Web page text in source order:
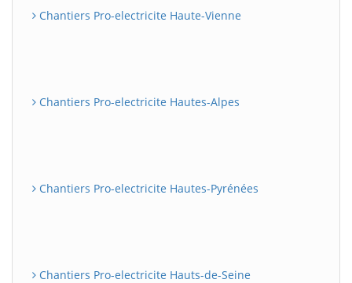
Chantiers Pro-electricite Haute-Vienne
Chantiers Pro-electricite Hautes-Alpes
Chantiers Pro-electricite Hautes-Pyrénées
Chantiers Pro-electricite Hauts-de-Seine